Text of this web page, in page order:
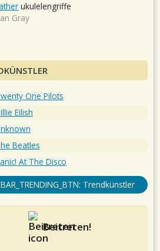
ukulelengriffe
Gray
One Pilots
Eilish
Beatles
At The Disco
Trendkünstler
Beitreten!